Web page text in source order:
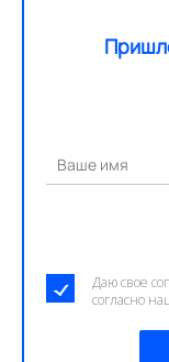
Ваше имя
Даю свое
согласно